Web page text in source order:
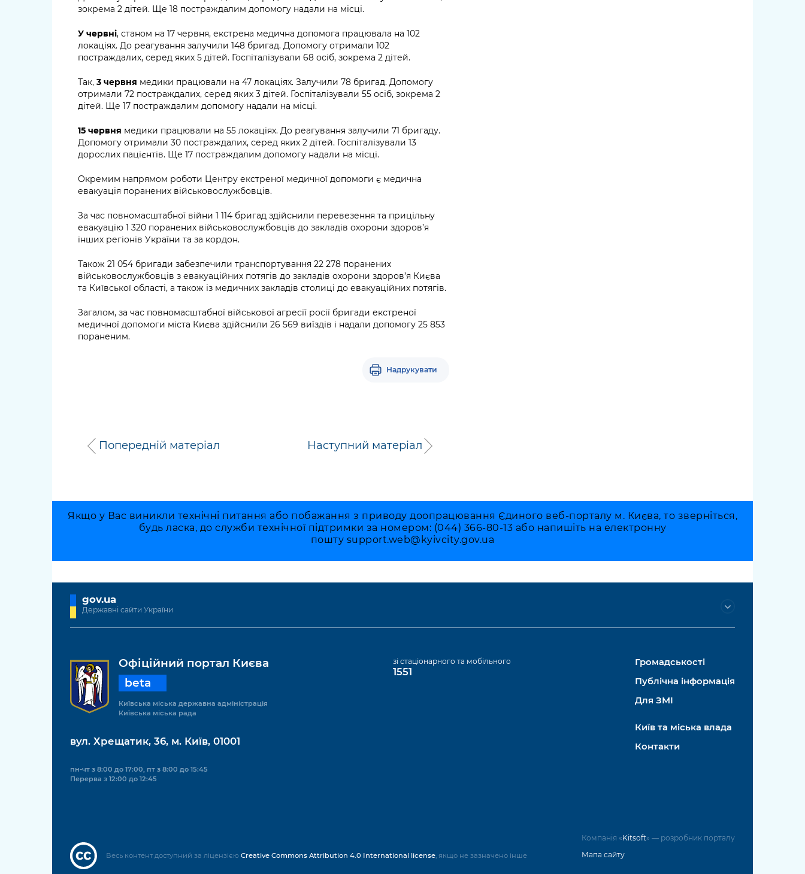
зокрема 2 дітей. Ще 18 постраждалим допомогу надали на місці.
У червні, станом на 17 червня, екстрена медична допомога працювала на 102
локаціях. До реагування залучили 148 бригад. Допомогу отримали 102
постраждалих, серед яких 5 дітей. Госпіталізували 68 осіб, зокрема 2 дітей.
Так, 3 червня медики працювали на 47 локаціях. Залучили 78 бригад. Допомогу
отримали 72 постраждалих, серед яких 3 дітей. Госпіталізували 55 осіб, зокрема 2
дітей. Ще 17 постраждалим допомогу надали на місці.
15 червня медики працювали на 55 локаціях. До реагування залучили 71 бригаду.
Допомогу отримали 30 постраждалих, серед яких 2 дітей. Госпіталізували 13
дорослих пацієнтів. Ще 17 постраждалим допомогу надали на місці.
Окремим напрямом роботи Центру екстреної медичної допомоги є медична
евакуація поранених військовослужбовців.
За час повномасштабної війни 1 114 бригад здійснили перевезення та прицільну
евакуацію 1 320 поранених військовослужбовців до закладів охорони здоров’я
інших регіонів України та за кордон.
Також 21 054 бригади забезпечили транспортування 22 278 поранених
військовослужбовців з евакуаційних потягів до закладів охорони здоров’я Києва
та Київської області, а також із медичних закладів столиці до евакуаційних потягів.
Загалом, за час повномасштабної військової агресії росії бригади екстреної
медичної допомоги міста Києва здійснили 26 569 виїздів і надали допомогу 25 853
пораненим.
Надрукувати
Попередній матеріал Наступний матеріал
Якщо у Вас виникли технічні питання або побажання з приводу доопрацювання Єдиного веб-порталу м. Києва, то зверніться,
будь ласка, до служби технічної підтримки за номером: (044) 366-80-13 або напишіть на електронну
пошту support.web@kyivcity.gov.ua
gov.ua
Державні сайти України
Офіційний портал Києва
beta
Київська міська державна адміністрація
Київська міська рада
вул. Хрещатик, 36, м. Київ, 01001
пн-чт з 8:00 до 17:00, пт з 8:00 до 15:45
Перерва з 12:00 до 12:45
зі стаціонарного та мобільного
1551
Громадськості
Публічна інформація
Для ЗМІ
Київ та міська влада
Контакти
Компанія «Kitsoft» — розробник порталу
Мапа сайту
Весь контент доступний за ліцензією Creative Commons Attribution 4.0 International license, якщо не зазначено інше